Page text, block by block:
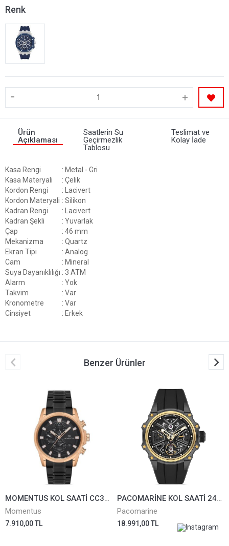
Renk
- +
Ürün
Açıklaması
Saatlerin Su
Geçirmezlik
Tablosu
Teslimat ve
Kolay İade
Kasa Rengi
: Metal - Gri
Kasa Materyali
: Çelik
Kordon Rengi
: Lacivert
Kordon Materyali : Silikon
Kadran Rengi
: Lacivert
Kadran Şekli
: Yuvarlak
Çap
: 46 mm
Mekanizma
: Quartz
Ekran Tipi
: Analog
Cam
: Mineral
Suya Dayanıklılığı : 3 ATM
Alarm
: Yok
Takvim
: Var
Kronometre
: Var
Cinsiyet
: Erkek
Benzer Ürünler
MOMENTUS KOL SAATİ CC301R-04SR
Momentus
7.910,00 TL
PACOMARİNE KOL SAATİ 24501-05
Pacomarine
18.991,00 TL